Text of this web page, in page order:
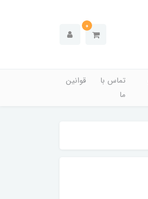
0
تماس با
ما
قوانین